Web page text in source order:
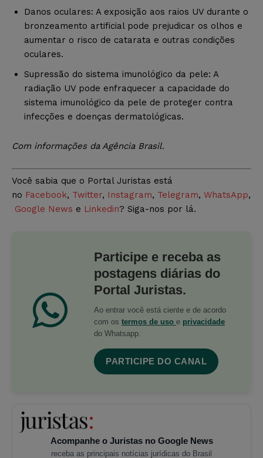
Danos oculares: A exposição aos raios UV durante o
bronzeamento artificial pode prejudicar os olhos e
aumentar o risco de catarata e outras condições
oculares.
Supressão do sistema imunológico da pele: A
radiação UV pode enfraquecer a capacidade do
sistema imunológico da pele de proteger contra
infecções e doenças dermatológicas.
Com informações da Agência Brasil.
Você sabia que o Portal Juristas está
no Facebook, Twitter, Instagram, Telegram, WhatsApp,
Google News e Linkedin? Siga-nos por lá.
Participe e receba as
postagens diárias do
Portal Juristas.
Ao entrar você está ciente e de acordo
com os termos de uso e privacidade
do Whatsapp.
PARTICIPE DO CANAL
Acompanhe o Juristas no Google News
receba as principais notícias jurídicas do Brasil